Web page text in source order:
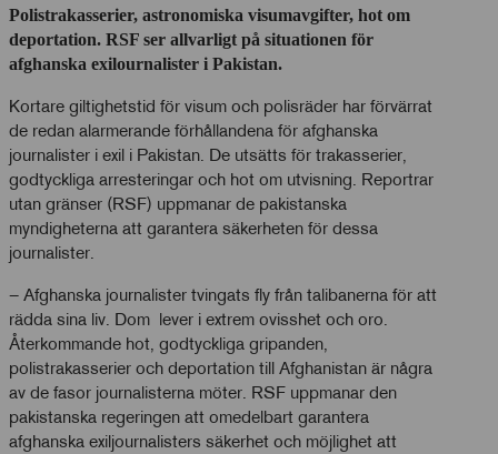
Polistrakasserier, astronomiska visumavgifter, hot om
deportation. RSF ser allvarligt på situationen för
afghanska exilournalister i Pakistan.
Kortare giltighetstid för visum och polisräder har förvärrat
de redan alarmerande förhållandena för afghanska
journalister i exil i Pakistan. De utsätts för trakasserier,
godtyckliga arresteringar och hot om utvisning. Reportrar
utan gränser (RSF) uppmanar de pakistanska
myndigheterna att garantera säkerheten för dessa
journalister.
– Afghanska journalister tvingats fly från talibanerna för att
rädda sina liv. Dom lever i extrem ovisshet och oro.
Återkommande hot, godtyckliga gripanden,
polistrakasserier och deportation till Afghanistan är några
av de fasor journalisterna möter. RSF uppmanar den
pakistanska regeringen att omedelbart garantera
afghanska exiljournalisters säkerhet och möjlighet att